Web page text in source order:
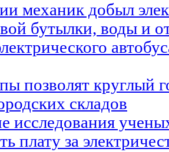
механик добыл
бутылки, воды и
позволят круглый
складов
исследования
плату за